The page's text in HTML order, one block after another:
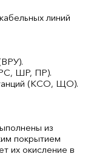
линий
ШР, ПР).
(КСО, ЩО).
из
покрытием
их окисление в